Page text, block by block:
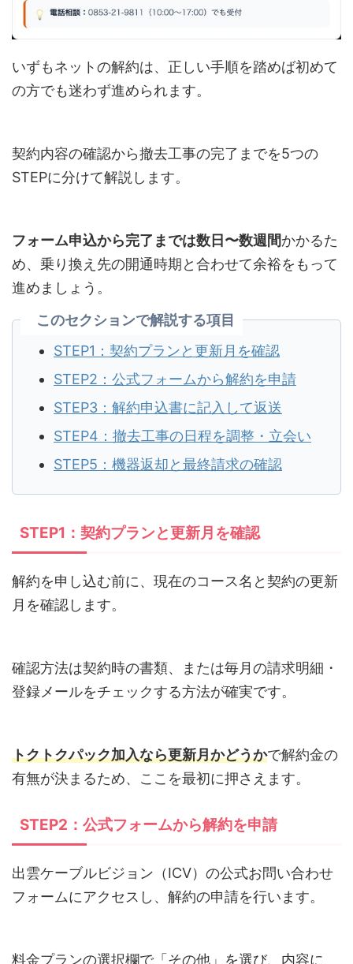
いずもネットの解約は、正しい手順を踏めば初めて
の方でも迷わず進められます。
契約内容の確認から撤去工事の完了までを5つの
STEPに分けて解説します。
フォーム申込から完了までは数日〜数週間かかるた
め、乗り換え先の開通時期と合わせて余裕をもって
進めましょう。
このセクションで解説する項目
STEP1：契約プランと更新月を確認
STEP2：公式フォームから解約を申請
STEP3：解約申込書に記入して返送
STEP4：撤去工事の日程を調整・立会い
STEP5：機器返却と最終請求の確認
STEP1：契約プランと更新月を確認
解約を申し込む前に、現在のコース名と契約の更新
月を確認します。
確認方法は契約時の書類、または毎月の請求明細・
登録メールをチェックする方法が確実です。
トクトクパック加入なら更新月かどうかで解約金の
有無が決まるため、ここを最初に押さえます。
STEP2：公式フォームから解約を申請
出雲ケーブルビジョン（ICV）の公式お問い合わせ
フォームにアクセスし、解約の申請を行います。
料金プランの選択欄で「その他」を選び、内容に